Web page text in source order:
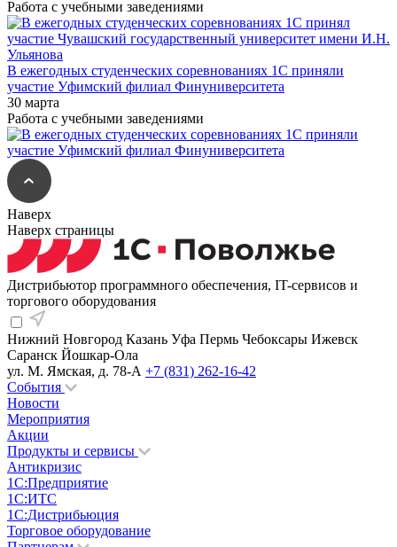
Работа с учебными заведениями
В ежегодных студенческих соревнованиях 1С приняли
участие Уфимский филиал Финуниверситета
30 марта
Работа с учебными заведениями
Наверх
Наверх страницы
Дистрибьютор программного обеспечения, IT-сервисов и
торгового оборудования
Нижний Новгород Казань Уфа Пермь Чебоксары Ижевск
Саранск Йошкар-Ола
ул. М. Ямская, д. 78-А +7 (831) 262-16-42
События
Новости
Мероприятия
Акции
Продукты и сервисы
Антикризис
1С:Предприятие
1С:ИТС
1С:Дистрибьюция
Торговое оборудование